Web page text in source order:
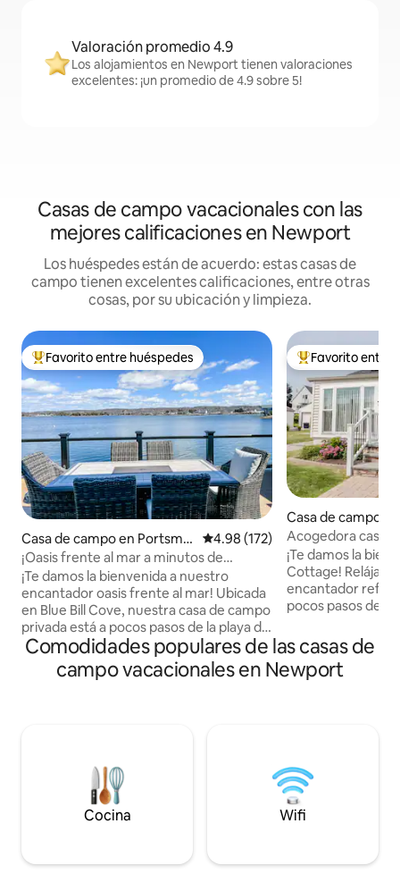
Valoración promedio 4.9
Los alojamientos en Newport tienen valoraciones
excelentes: ¡un promedio de 4.9 sobre 5!
Casas de campo vacacionales con las
mejores calificaciones en Newport
Los huéspedes están de acuerdo: estas casas de
campo tienen excelentes calificaciones, entre otras
cosas, por su ubicación y limpieza.
Favorito entre huéspedes preferido
Favorito entre huéspedes
Casa de campo en Portsmo
uth
Calificación promedio: 4.98 de
4.98 (172)
¡Oasis frente al mar a minutos de
Newport con jacuzzi!
¡Te damos la bienvenida a nuestro
encantador oasis frente al mar! Ubicada
en Blue Bill Cove, nuestra casa de campo
privada está a pocos pasos de la playa de
Island Park, restaurantes y atracciones
locales. Pasea por Park Ave para
disfrutar de un helado y hamburguesas
uno de los viñedos y cervecerías locales
o disfruta de un día en el campo de golf.
Nuestra casa de campo también está
convenientemente ubicada cerca de
Favorito entre
Favorito entre
Casa de campo
th
Acogedora casa
Newport y Bristol.
¡Te damos la
Cottage! Relájate
encantador
pocos pasos de la
cuenta con un
cocina bien
las familias o
cerca de playas, viñedos, cervecerías,
tiendas, campos
lugares para
Comodidades populares de las casas de
campo vacacionales en Newport
Cocina Wifi